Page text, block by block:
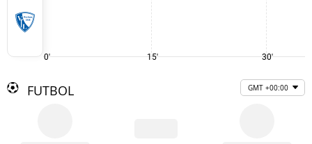
0' 15' 30'
FUTBOL GMT +00:00